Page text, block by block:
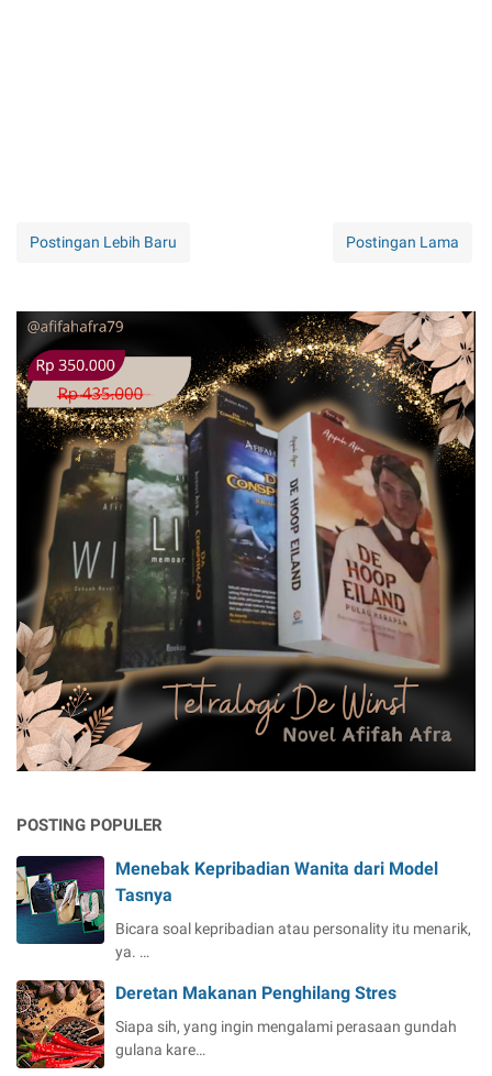
Postingan Lebih Baru Postingan Lama
POSTING POPULER
Menebak Kepribadian Wanita dari Model
Tasnya
Bicara soal kepribadian atau personality itu menarik,
ya. …
Deretan Makanan Penghilang Stres
Siapa sih, yang ingin mengalami perasaan gundah
gulana kare…